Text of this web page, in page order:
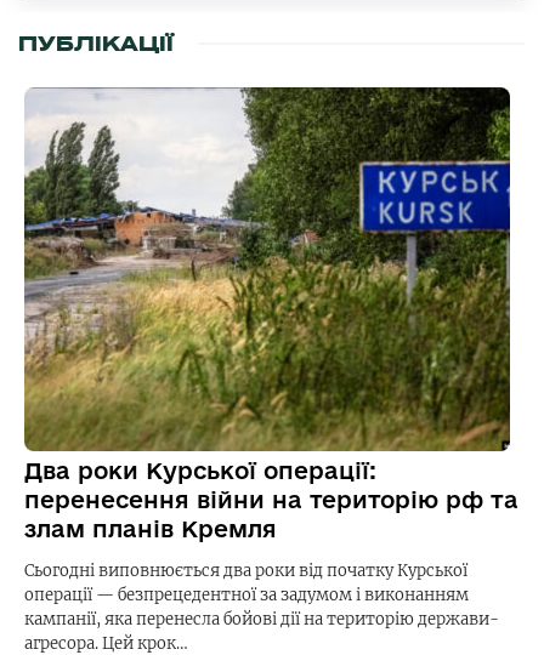
ПУБЛІКАЦІЇ
Два роки Курської операції:
перенесення війни на територію рф та
злам планів Кремля
Сьогодні виповнюється два роки від початку Курської
операції — безпрецедентної за задумом і виконанням
кампанії, яка перенесла бойові дії на територію держави-
агресора. Цей крок…